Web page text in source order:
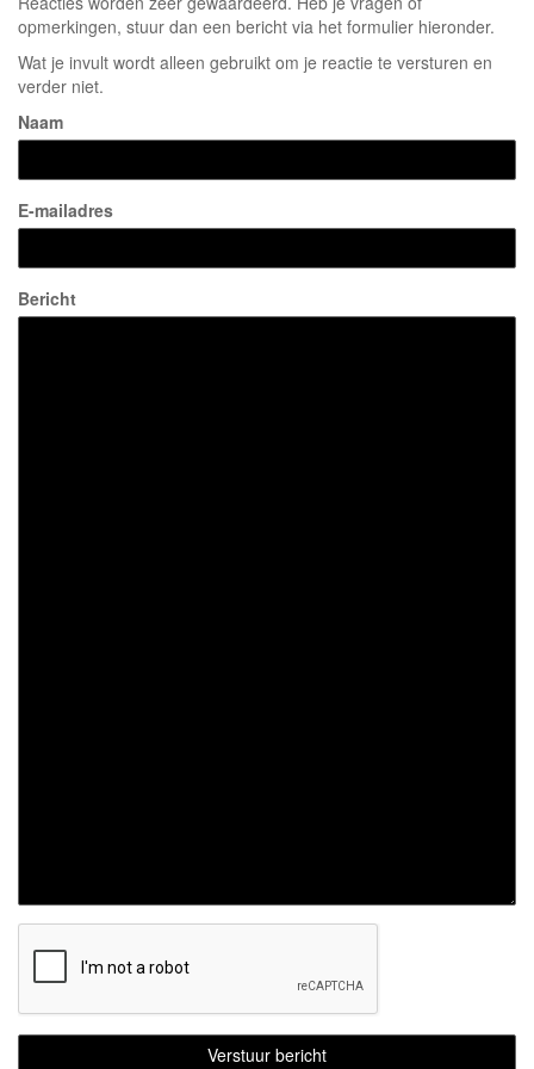
opmerkingen, stuur dan een bericht via het formulier hieronder.
Wat je invult wordt alleen gebruikt om je reactie te versturen en
verder niet.
Naam
E-mailadres
Bericht